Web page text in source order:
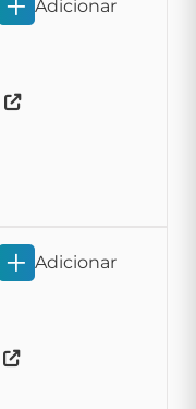
Adicionar
Adicionar